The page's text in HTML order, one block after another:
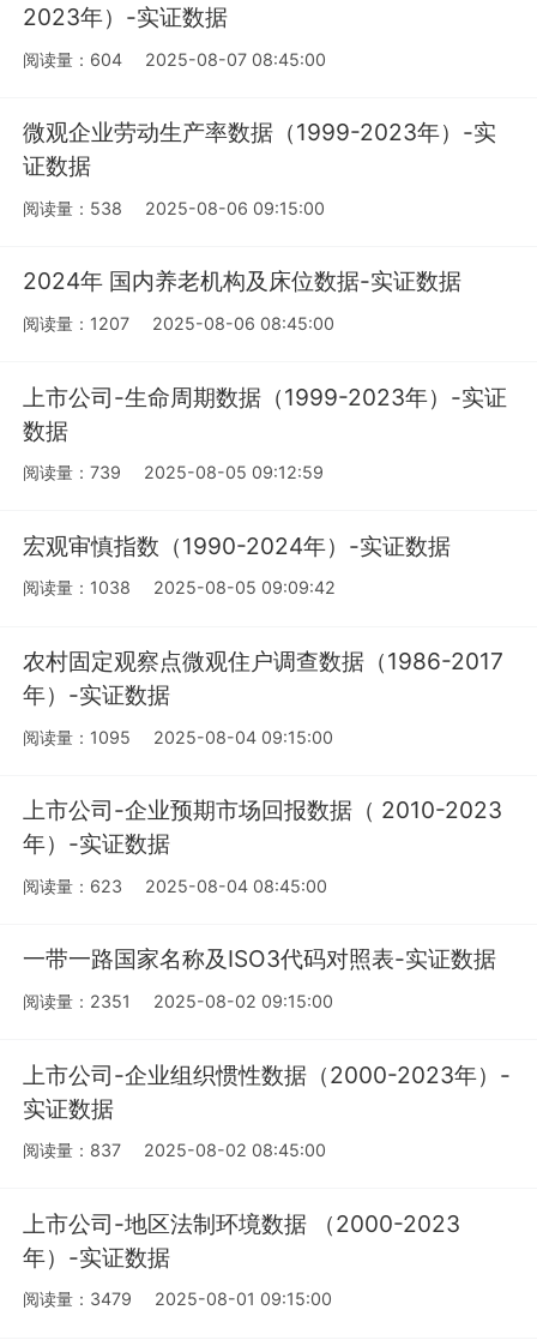
2023年）-实证数据
阅读量：604 2025-08-07 08:45:00
微观企业劳动生产率数据（1999-2023年）-实
证数据
阅读量：538 2025-08-06 09:15:00
2024年 国内养老机构及床位数据-实证数据
阅读量：1207 2025-08-06 08:45:00
上市公司-生命周期数据（1999-2023年）-实证
数据
阅读量：739 2025-08-05 09:12:59
宏观审慎指数（1990-2024年）-实证数据
阅读量：1038 2025-08-05 09:09:42
农村固定观察点微观住户调查数据（1986-2017
年）-实证数据
阅读量：1095 2025-08-04 09:15:00
上市公司-企业预期市场回报数据（ 2010-2023
年）-实证数据
阅读量：623 2025-08-04 08:45:00
一带一路国家名称及ISO3代码对照表-实证数据
阅读量：2351 2025-08-02 09:15:00
上市公司-企业组织惯性数据（2000-2023年）-
实证数据
阅读量：837 2025-08-02 08:45:00
上市公司-地区法制环境数据 （2000-2023
年）-实证数据
阅读量：3479 2025-08-01 09:15:00